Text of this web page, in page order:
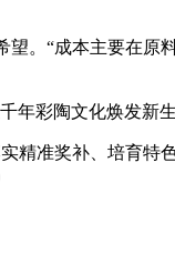
“成本主要在原
彩陶文化焕发新生
奖补、培育特